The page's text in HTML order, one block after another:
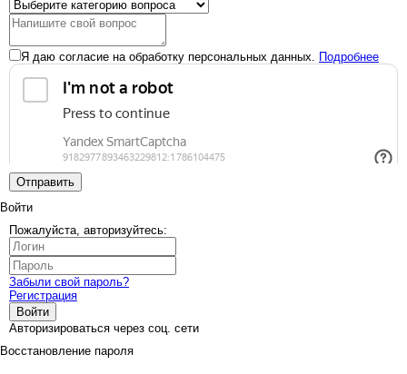
Я даю согласие на обработку персональных данных. Подробнее
Отправить
Войти
Пожалуйста, авторизуйтесь:
Забыли свой пароль?
Регистрация
Войти
Авторизироваться через соц. сети
Восстановление пароля